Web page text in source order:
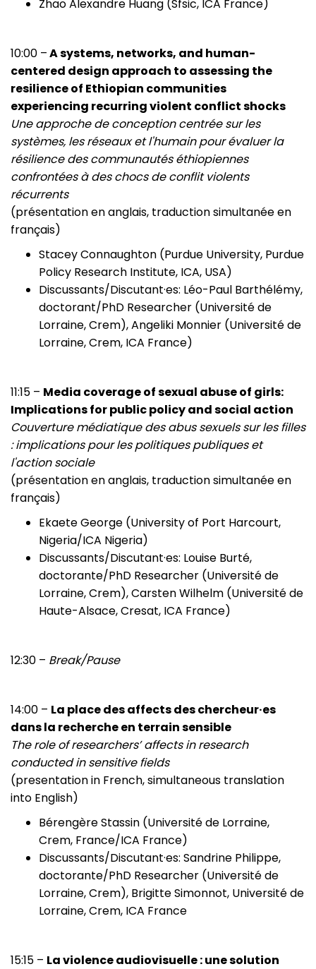
Zhao Alexandre Huang (Sfsic, ICA France)
10:00 –A systems, networks, and human-
centered design approach to assessing the
resilience of Ethiopian communities
experiencing recurring violent conflict shocks
Une approche de conception centrée sur les
systèmes, les réseaux et l'humain pour évaluer la
résilience des communautés éthiopiennes
confrontées à des chocs de conflit violents
récurrents
(présentation en anglais, traduction simultanée en
français)
Stacey Connaughton (Purdue University, Purdue
Policy Research Institute, ICA, USA)
Discussants/Discutant·es: Léo-Paul Barthélémy,
doctorant/PhD Researcher (Université de
Lorraine, Crem), Angeliki Monnier (Université de
Lorraine, Crem, ICA France)
11:15 – Media coverage of sexual abuse of girls:
Implications for public policy and social action
Couverture médiatique des abus sexuels sur les filles
: implications pour les politiques publiques et
l'action sociale
(présentation en anglais, traduction simultanée en
français)
Ekaete George (University of Port Harcourt,
Nigeria/ICA Nigeria)
Discussants/Discutant·es: Louise Burté,
doctorante/PhD Researcher (Université de
Lorraine, Crem), Carsten Wilhelm (Université de
Haute-Alsace, Cresat, ICA France)
12:30 – Break/Pause
14:00 – La place des affects des chercheur·es
dans la recherche en terrain sensible
The role of researchers’ affects in research
conducted in sensitive fields
(presentation in French, simultaneous translation
into English)
Bérengère Stassin (Université de Lorraine,
Crem, France/ICA France)
Discussants/Discutant·es: Sandrine Philippe,
doctorante/PhD Researcher (Université de
Lorraine, Crem), Brigitte Simonnot, Université de
Lorraine, Crem, ICA France
15:15 – La violence audiovisuelle : une solution